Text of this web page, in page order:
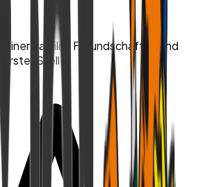
einer Familie. Freundschaften und
Stelle.